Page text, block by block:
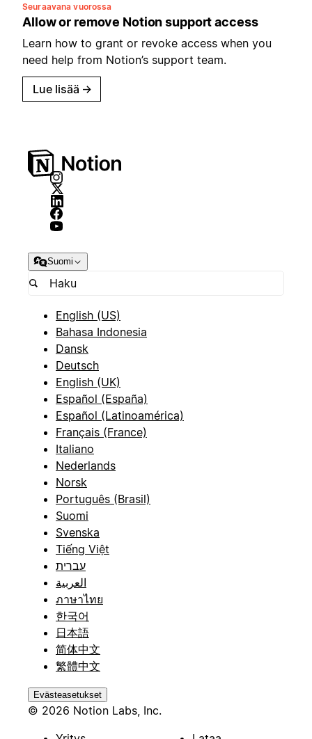
Seuraavana vuorossa
Allow or remove Notion support access
Learn how to grant or revoke access when you
need help from Notion’s support team.
Lue lisää →
Suomi
English (US)
Bahasa Indonesia
Dansk
Deutsch
English (UK)
Español (España)
Español (Latinoamérica)
Français (France)
Italiano
Nederlands
Norsk
Português (Brasil)
Suomi
Svenska
Tiếng Việt
עברית
العربية
ภาษาไทย
한국어
日本語
简体中文
繁體中文
Evästeasetukset
© 2026 Notion Labs, Inc.